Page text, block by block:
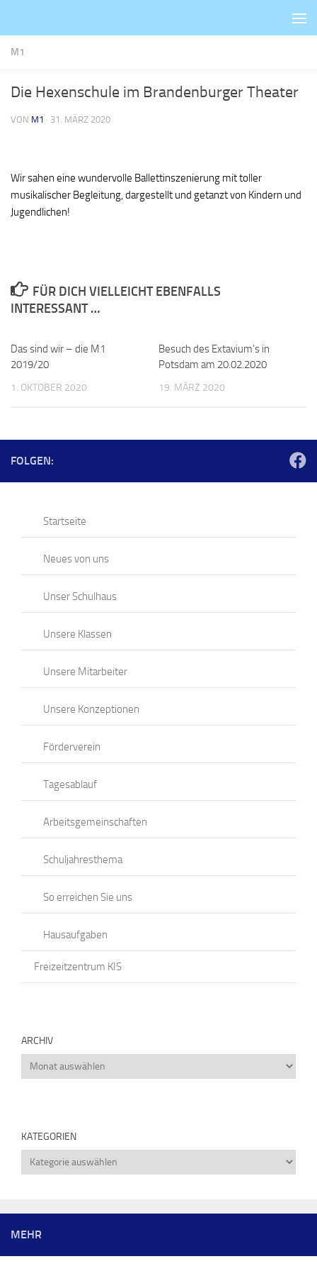
M1
Die Hexenschule im Brandenburger Theater
VON M1 · 31. MÄRZ 2020
Wir sahen eine wundervolle Ballettinszenierung mit toller
musikalischer Begleitung, dargestellt und getanzt von Kindern und
Jugendlichen!
FÜR DICH VIELLEICHT EBENFALLS
INTERESSANT …
Das sind wir – die M1
2019/20
1. OKTOBER 2020
Besuch des Extavium’s in
Potsdam am 20.02.2020
19. MÄRZ 2020
FOLGEN:
Startseite
Neues von uns
Unser Schulhaus
Unsere Klassen
Unsere Mitarbeiter
Unsere Konzeptionen
Förderverein
Tagesablauf
Arbeitsgemeinschaften
Schuljahresthema
So erreichen Sie uns
Hausaufgaben
Freizeitzentrum KIS
ARCHIV
Archiv
KATEGORIEN
Kategorien
MEHR